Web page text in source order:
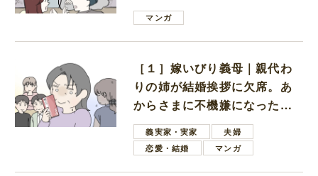
は電車好きの男の子ママ
マンガ
［１］嫁いびり義母｜親代わ
りの姉が結婚挨拶に欠席。あ
からさまに不機嫌になった義
母義実家・実家
夫婦
恋愛・結婚
マンガ